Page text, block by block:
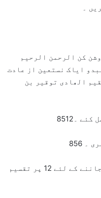
۔
کن الرحمن الرحیم
ایاک نستعین از عادت
الھادی توقیر بن
۔8512
856
برج و حاکم سیارہ و منسوبہ دن جاننے کے لئے 12 پر تقسیم